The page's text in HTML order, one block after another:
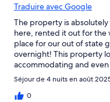
Traduire avec Google
The property is
here, rented it out for the
place for our out of state
overnight! This property
accommodating and
The flowers were
beauty of the property
ceremony in the front
Séjour de 4 nuits en août
0